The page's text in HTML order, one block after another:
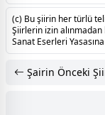
(c) Bu şiirin her türlü
Şiirlerin izin alınmadan
Sanat Eserleri
Şairin Önceki